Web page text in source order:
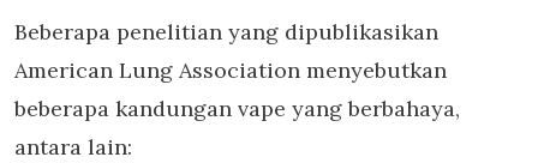
Beberapa penelitian yang dipublikasikan
American Lung Association menyebutkan
beberapa kandungan vape yang berbahaya,
antara lain: